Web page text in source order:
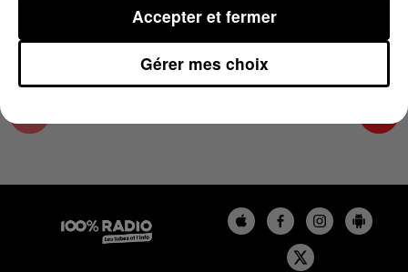
Gérer mes choix
Accepter et fermer